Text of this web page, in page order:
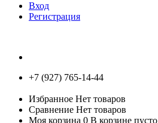
Вход
Регистрация
+7 (927) 765-14-44
Избранное Нет товаров
Сравнение Нет товаров
Моя корзина 0 В корзине пусто